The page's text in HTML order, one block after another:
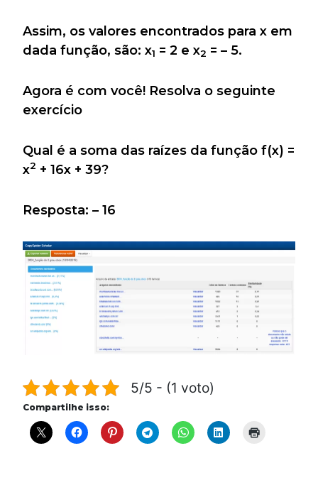
Assim, os valores encontrados para x em
dada função, são: x1 = 2 e x2 = – 5.
Agora é com você! Resolva o seguinte
exercício
Qual é a soma das raízes da função f(x) =
x2 + 16x + 39?
Resposta: – 16
5/5 - (1 voto)
Compartilhe isso: